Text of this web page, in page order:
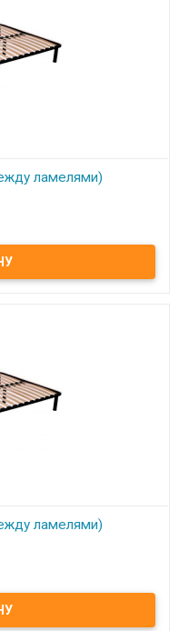
ламелями)
ламелями) 180х190 см
Материал втулки:
количество - 21(22)
ламелями)
ламелями) 160х190 см
Материал втулки:
количество - 21(22)